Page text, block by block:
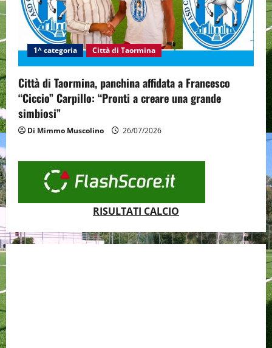
1^ categoria Città di Taormina
Città di Taormina, panchina affidata a Francesco
“Ciccio” Carpillo: “Pronti a creare una grande
simbiosi”
Di Mimmo Muscolino 26/07/2026
RISULTATI CALCIO